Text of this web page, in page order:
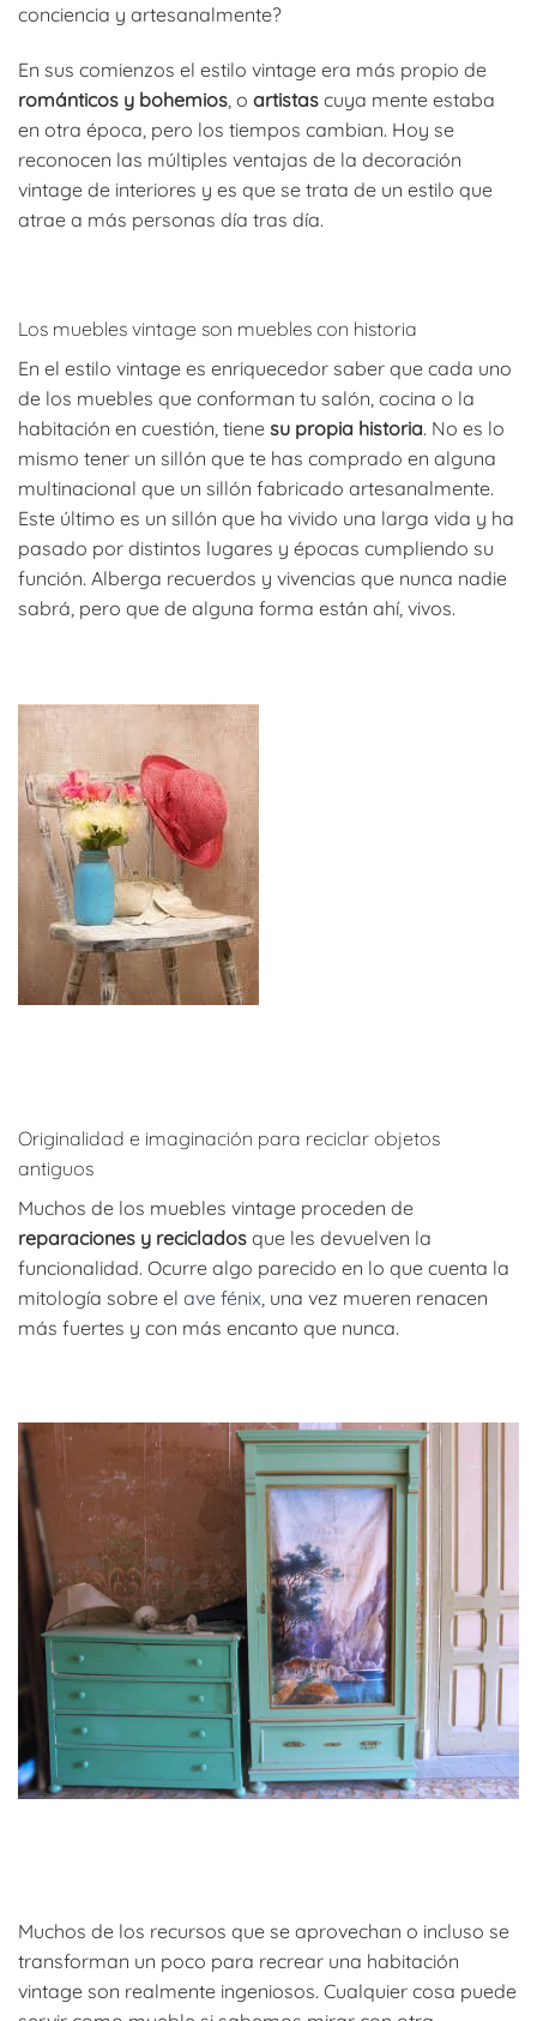
conciencia y artesanalmente?
En sus comienzos el estilo vintage era más propio de
románticos y bohemios , o artistas cuya mente estaba
en otra época, pero los tiempos cambian. Hoy se
reconocen las múltiples ventajas de la decoración
vintage de interiores y es que se trata de un estilo que
atrae a más personas día tras día.
Los muebles vintage son muebles con historia
En el estilo vintage es enriquecedor saber que cada uno
de los muebles que conforman tu salón, cocina o la
habitación en cuestión, tiene su propia historia. No es lo
mismo tener un sillón que te has comprado en alguna
multinacional que un sillón fabricado artesanalmente.
Este último es un sillón que ha vivido una larga vida y ha
pasado por distintos lugares y épocas cumpliendo su
función. Alberga recuerdos y vivencias que nunca nadie
sabrá, pero que de alguna forma están ahí, vivos.
Originalidad e imaginación para reciclar objetos
antiguos
Muchos de los muebles vintage proceden de
reparaciones y reciclados que les devuelven la
funcionalidad. Ocurre algo parecido en lo que cuenta la
mitología sobre el ave fénix , una vez mueren renacen
más fuertes y con más encanto que nunca.
Muchos de los recursos que se aprovechan o incluso se
transforman un poco para recrear una habitación
vintage son realmente ingeniosos. Cualquier cosa puede